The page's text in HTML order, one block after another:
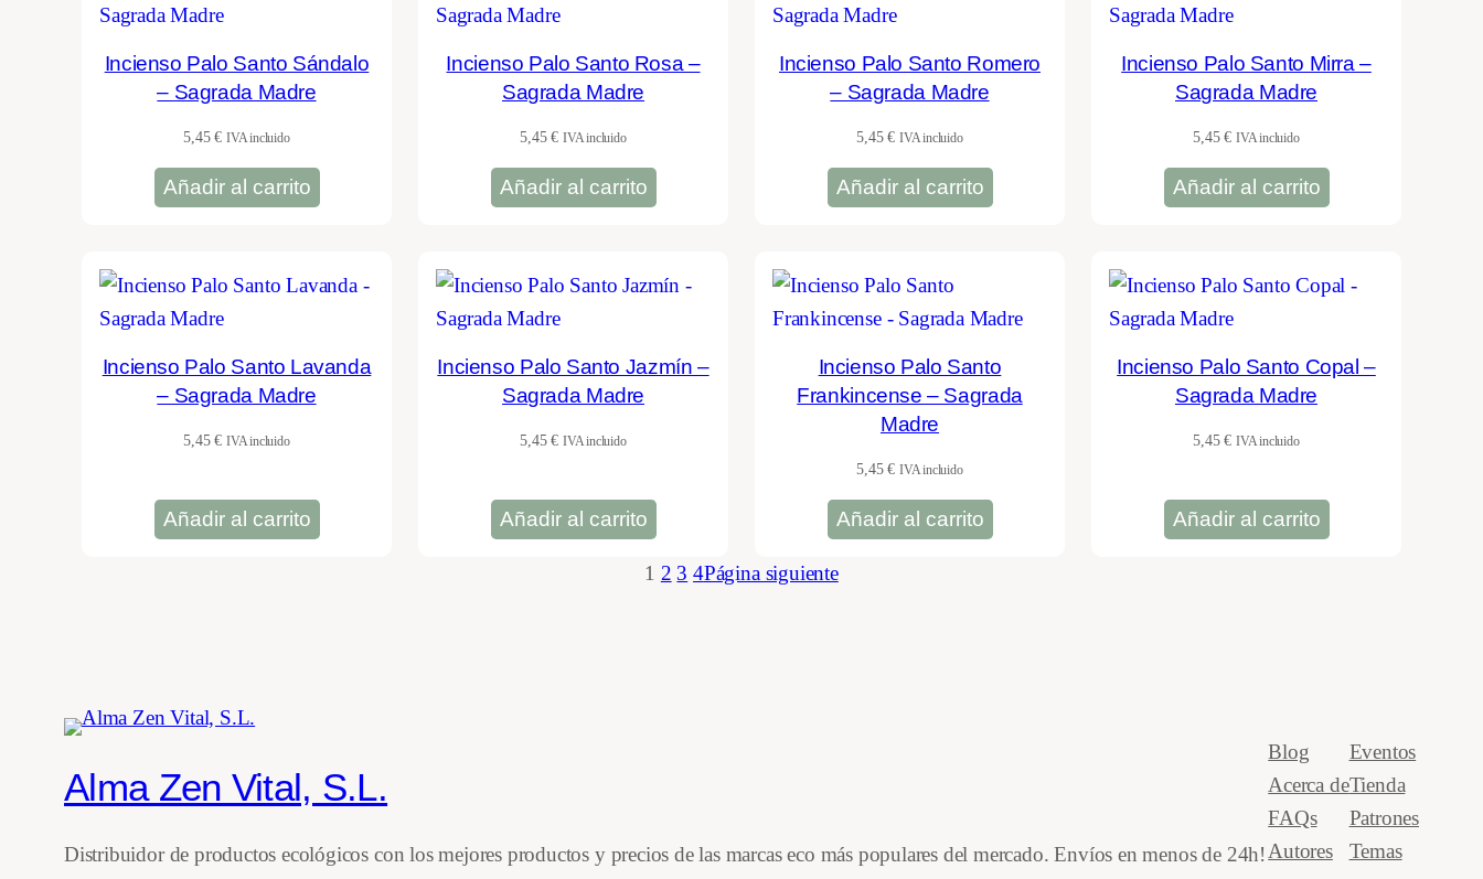
Incienso Palo Santo Sándalo
– Sagrada Madre
5,45€ IVA incluido
Añadir al carrito
Incienso Palo Santo Rosa –
Sagrada Madre
5,45€ IVA incluido
Añadir al carrito
Incienso Palo Santo Romero
– Sagrada Madre
5,45€ IVA incluido
Añadir al carrito
Incienso Palo Santo Mirra –
Sagrada Madre
5,45€ IVA incluido
Añadir al carrito
Incienso Palo Santo Lavanda
– Sagrada Madre
5,45€ IVA incluido
Añadir al carrito
Incienso Palo Santo Jazmín –
Sagrada Madre
5,45€ IVA incluido
Añadir al carrito
Incienso Palo Santo
Frankincense – Sagrada
Madre
5,45€ IVA incluido
Añadir al carrito
Incienso Palo Santo Copal –
Sagrada Madre
5,45€ IVA incluido
Añadir al carrito
1 2 3 4Página siguiente
Alma Zen Vital, S.L.
Distribuidor de productos ecológicos con los mejores productos y precios de las marcas eco más populares del mercado. Envíos en menos de 24h!
Blog
Acerca de
FAQs
Autores
Eventos
Tienda
Patrones
Temas